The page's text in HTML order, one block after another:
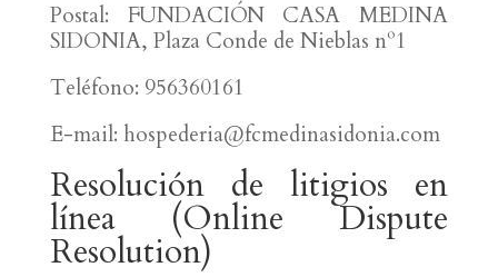
Postal: FUNDACIÓN CASA MEDINA
SIDONIA, Plaza Conde de Nieblas nº1
Teléfono: 956360161
E-mail: hospederia@fcmedinasidonia.com
Resolución de litigios en
línea (Online Dispute
Resolution)